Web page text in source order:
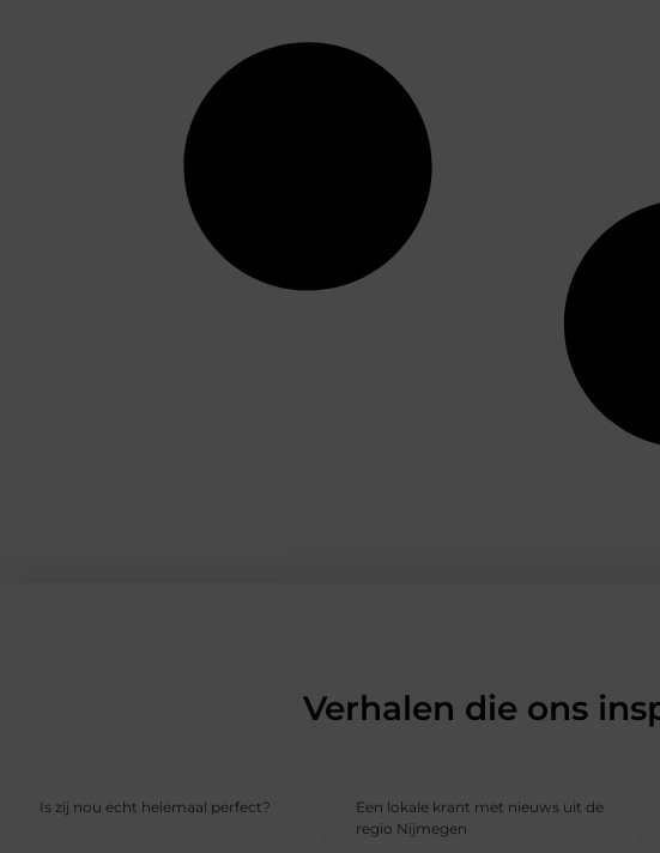
Verhalen die ons
Is zij nou echt helemaal perfect?
Een lokale krant met nieuws uit de
regio Nijmegen